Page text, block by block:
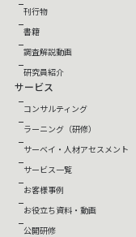
刊行物
書籍
調査解説動画
研究員紹介
サービス
コンサルティング
ラーニング（研修）
サーベイ・人材アセスメント
サービス一覧
お客様事例
お役立ち資料・動画
公開研修